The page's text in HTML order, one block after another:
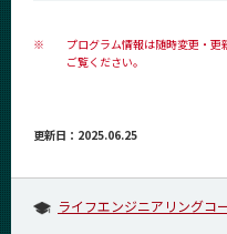
※
プログラム情報は随時変更・
ご覧ください。
更新日：2025.06.25
ライフエンジニアリングコ